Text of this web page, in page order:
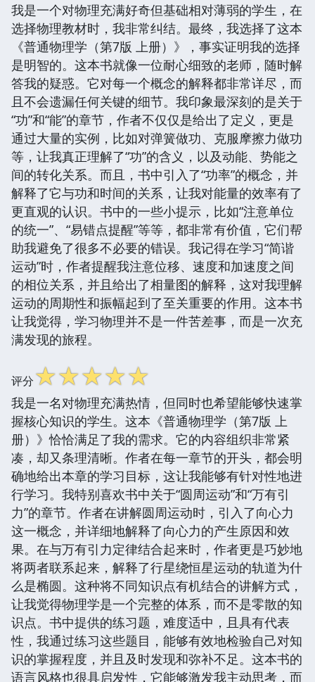
我是一个对物理充满好奇但基础相对薄弱的学生，在
选择物理教材时，我非常纠结。最终，我选择了这本
《普通物理学（第7版 上册）》，事实证明我的选择
是明智的。这本书就像一位耐心细致的老师，随时解
答我的疑惑。它对每一个概念的解释都非常详尽，而
且不会遗漏任何关键的细节。我印象最深刻的是关于
“功”和“能”的章节，作者不仅仅是给出了定义，更是
通过大量的实例，比如对弹簧做功、克服摩擦力做功
等，让我真正理解了“功”的含义，以及动能、势能之
间的转化关系。而且，书中引入了“功率”的概念，并
解释了它与功和时间的关系，让我对能量的效率有了
更直观的认识。书中的一些小提示，比如“注意单位
的统一”、“易错点提醒”等等，都非常有价值，它们帮
助我避免了很多不必要的错误。我记得在学习“简谐
运动”时，作者提醒我注意位移、速度和加速度之间
的相位关系，并且给出了相量图的解释，这对我理解
运动的周期性和振幅起到了至关重要的作用。这本书
让我觉得，学习物理并不是一件苦差事，而是一次充
满发现的旅程。
评分☆☆☆☆☆
我是一名对物理充满热情，但同时也希望能够快速掌
握核心知识的学生。这本《普通物理学（第7版 上
册）》恰恰满足了我的需求。它的内容组织非常紧
凑，却又条理清晰。作者在每一章节的开头，都会明
确地给出本章的学习目标，这让我能够有针对性地进
行学习。我特别喜欢书中关于“圆周运动”和“万有引
力”的章节。作者在讲解圆周运动时，引入了向心力
这一概念，并详细地解释了向心力的产生原因和效
果。在与万有引力定律结合起来时，作者更是巧妙地
将两者联系起来，解释了行星绕恒星运动的轨道为什
么是椭圆。这种将不同知识点有机结合的讲解方式，
让我觉得物理学是一个完整的体系，而不是零散的知
识点。书中提供的练习题，难度适中，且具有代表
性，我通过练习这些题目，能够有效地检验自己对知
识的掌握程度，并且及时发现和弥补不足。这本书的
语言风格也很具启发性，它能够激发我主动思考，而